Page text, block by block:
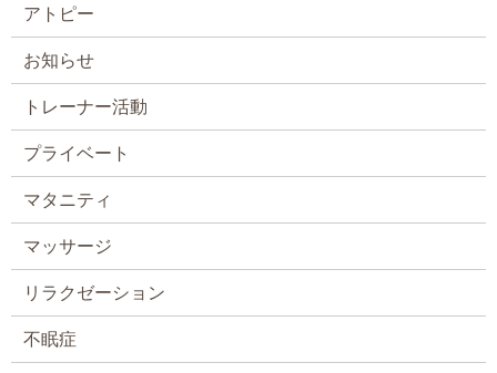
アトピー
お知らせ
トレーナー活動
プライベート
マタニティ
マッサージ
リラクゼーション
不眠症